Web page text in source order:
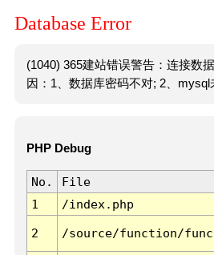
Database Error
(1040) 365建站错误警告：连接数
因：1、数据库密码不对; 2、mysql
PHP Debug
No. File
1
/index.php
2 /source/function/